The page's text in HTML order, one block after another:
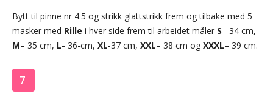
Bytt til pinne nr 4.5 og strikk glattstrikk frem og tilbake med 5
masker med Rille i hver side frem til arbeidet måler S– 34 cm,
M– 35 cm, L- 36-cm, XL-37 cm, XXL– 38 cm og XXXL– 39 cm.
7